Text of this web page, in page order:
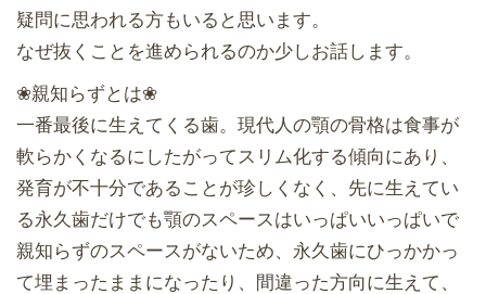
疑問に思われる方もいると思います。
なぜ抜くことを進められるのか少しお話します。
❀親知らずとは❀
一番最後に生えてくる歯。現代人の顎の骨格は食事が
軟らかくなるにしたがってスリム化する傾向にあり、
発育が不十分であることが珍しくなく、先に生えてい
る永久歯だけでも顎のスペースはいっぱいいっぱいで
親知らずのスペースがないため、永久歯にひっかかっ
て埋まったままになったり、間違った方向に生えて、